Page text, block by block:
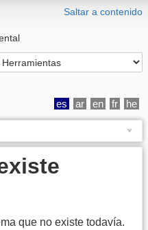
Saltar a contenido
es ar en fr he
que no existe todavía.